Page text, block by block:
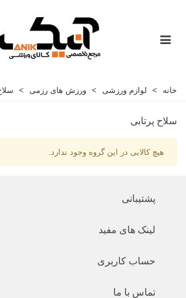
خانه > لوازم ورزشی > ورزش های رزمی >
سلاح پرتابی
هیچ کالایی در این گروه وجود ندارد.
پشتیبانی
لینک های مفید
حساب کاربری
تماس با ما